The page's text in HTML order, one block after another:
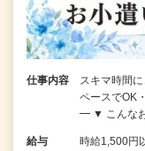
仕事内容
スキマ時間
ペースで
━ ▼ こんな
給与
時給1,500円